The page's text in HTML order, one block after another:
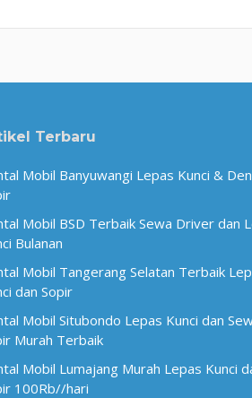
Terbaru
Mobil Banyuwangi Lepas Kunci &
Mobil BSD Terbaik Sewa Driver dan
Bulanan
Mobil Tangerang Selatan Terbaik
dan Sopir
Mobil Situbondo Lepas Kunci dan
Murah Terbaik
Mobil Lumajang Murah Lepas Kunci
100Rb//hari